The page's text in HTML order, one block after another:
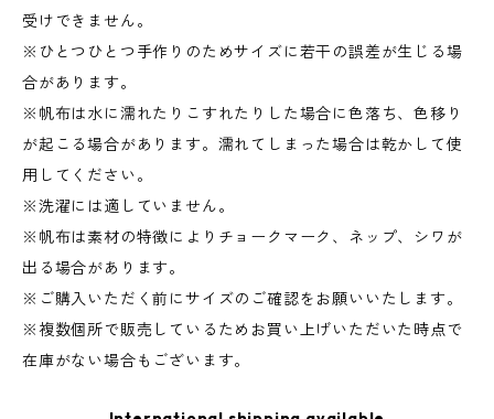
受けできません。
※ひとつひとつ手作りのためサイズに若干の誤差が生じる場
合があります。
※帆布は水に濡れたりこすれたりした場合に色落ち、色移り
が起こる場合があります。濡れてしまった場合は乾かして使
用してください。
※洗濯には適していません。
※帆布は素材の特徴によりチョークマーク、ネップ、シワが
出る場合があります。
※ご購入いただく前にサイズのご確認をお願いいたします。
※複数個所で販売しているためお買い上げいただいた時点で
在庫がない場合もございます。